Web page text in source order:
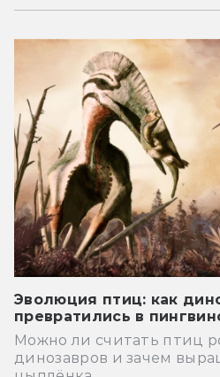
Эволюция птиц: как
превратились в
Можно ли считать птиц
динозавров и зачем